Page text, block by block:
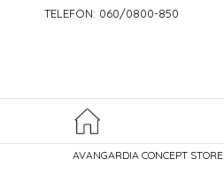
TELEFON: 060/0800-850
AVANGARDIA CONCEPT STORE